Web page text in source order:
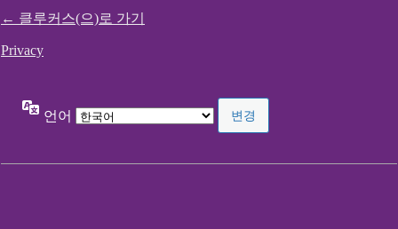
← 클루커스(으)로 가기
Privacy
언어